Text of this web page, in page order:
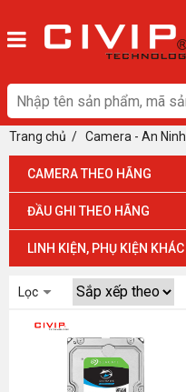
Trang chủ / Camera - An Ninh
CAMERA THEO HÃNG
ĐẦU GHI THEO HÃNG
LINH KIỆN, PHỤ KIỆN KHÁC
Lọc